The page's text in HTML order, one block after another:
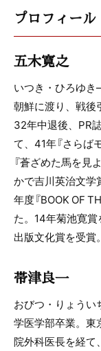
プロフィール
五木寛之
いつき・ひろゆ
朝鮮に渡り、戦後
32年中退後、PR
て、41年『さらば
『蒼ざめた馬を見
かで吉川英治文学
年度『BOOK OF
た。14年菊池寛賞
出版文化賞を受賞
帯津良一
おびつ・りょう
学医学部卒業。東
院外科医長を経て